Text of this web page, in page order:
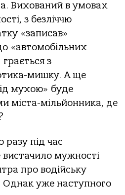
Вихований в умовах
з безліччю
«записав»
«автомобільних
з
мишку. А ще
мухою» буде
міста-мільйонника, де
під час
вистачило мужності
про водійську
Однак уже наступного